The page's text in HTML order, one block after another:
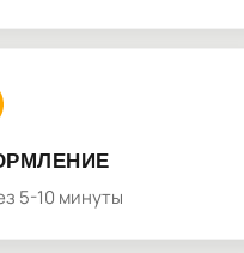
5-10 минуты